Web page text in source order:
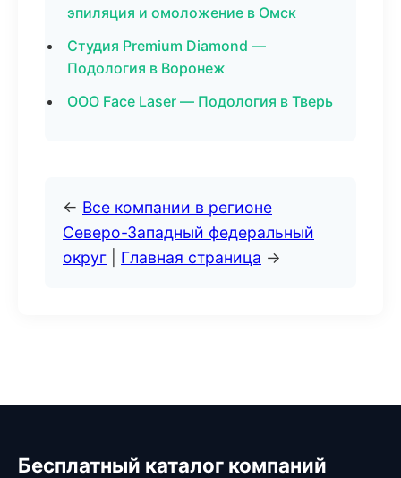
эпиляция и омоложение в Омск
Студия Premium Diamond —
Подология в Воронеж
ООО Face Laser — Подология в Тверь
← Все компании в регионе
Северо-Западный федеральный
округ
Главная страница →
Бесплатный каталог компаний